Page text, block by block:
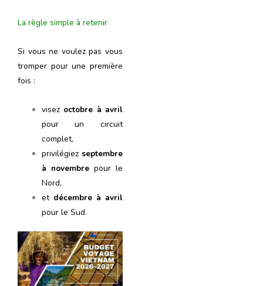
La règle simple à retenir
Si vous ne voulez pas vous
tromper pour une première
fois :
visez octobre à avril
pour un circuit
complet,
privilégiez septembre
à novembrepour le
Nord,
et décembre à avril
pour le Sud.